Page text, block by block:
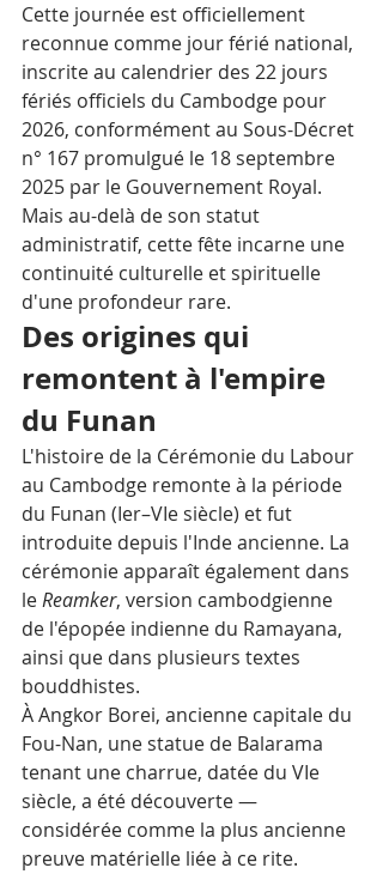
Cette journée est officiellement
reconnue comme jour férié national,
inscrite au calendrier des 22 jours
fériés officiels du Cambodge pour
2026, conformément au Sous-Décret
n° 167 promulgué le 18 septembre
2025 par le Gouvernement Royal.
Mais au-delà de son statut
administratif, cette fête incarne une
continuité culturelle et spirituelle
d'une profondeur rare.
Des origines qui
remontent à l'empire
du Funan
L'histoire de la Cérémonie du Labour
au Cambodge remonte à la période
du Funan (Ier–VIe siècle) et fut
introduite depuis l'Inde ancienne. La
cérémonie apparaît également dans
le Reamker, version cambodgienne
de l'épopée indienne du Ramayana,
ainsi que dans plusieurs textes
bouddhistes.
À Angkor Borei, ancienne capitale du
Fou-Nan, une statue de Balarama
tenant une charrue, datée du VIe
siècle, a été découverte —
considérée comme la plus ancienne
preuve matérielle liée à ce rite.